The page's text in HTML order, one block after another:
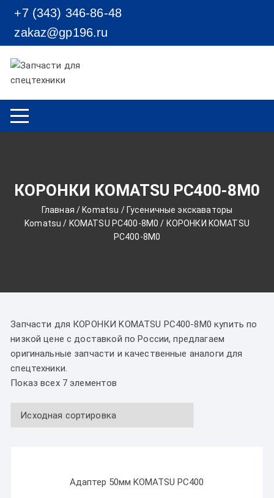
Перейти к содержимому
+7 (343) 346-86-48
zakaz@gp196.ru
КОРОНКИ KOMATSU PC400-8M0
Главная / Komatsu / Гусеничные экскаваторы
Komatsu / KOMATSU PC400-8M0 / КОРОНКИ KOMATSU
PC400-8M0
Запчасти для КОРОНКИ KOMATSU PC400-8M0 купить по
низкой цене с доставкой по России, предлагаем
оригинальные запчасти и качественные аналоги для
спецтехники.
Показ всех 7 элементов
Адаптер 50мм KOMATSU PC400